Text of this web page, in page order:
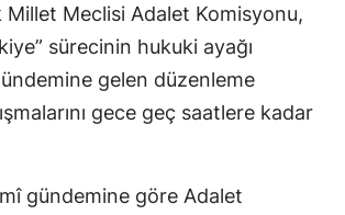
Millet Meclisi Adalet Komisyonu,
sürecinin hukuki ayağı
gelen düzenleme
gece geç saatlere kadar
gündemine göre Adalet